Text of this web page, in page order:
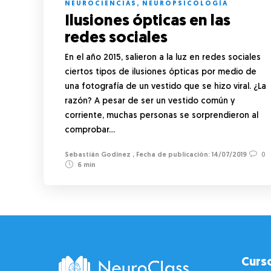
NEUROCIENCIAS , NEUROPSICOLOGÍA
Ilusiones ópticas en las
redes sociales
En el año 2015, salieron a la luz en redes sociales
ciertos tipos de ilusiones ópticas por medio de
una fotografía de un vestido que se hizo viral. ¿La
razón? A pesar de ser un vestido común y
corriente, muchas personas se sorprendieron al
comprobar…
Sebastián Godínez , 14/07/2019
0
6 min